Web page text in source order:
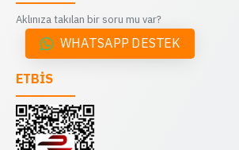
Aklınıza takılan bir soru mu var?
WHATSAPP DESTEK
ETBİS